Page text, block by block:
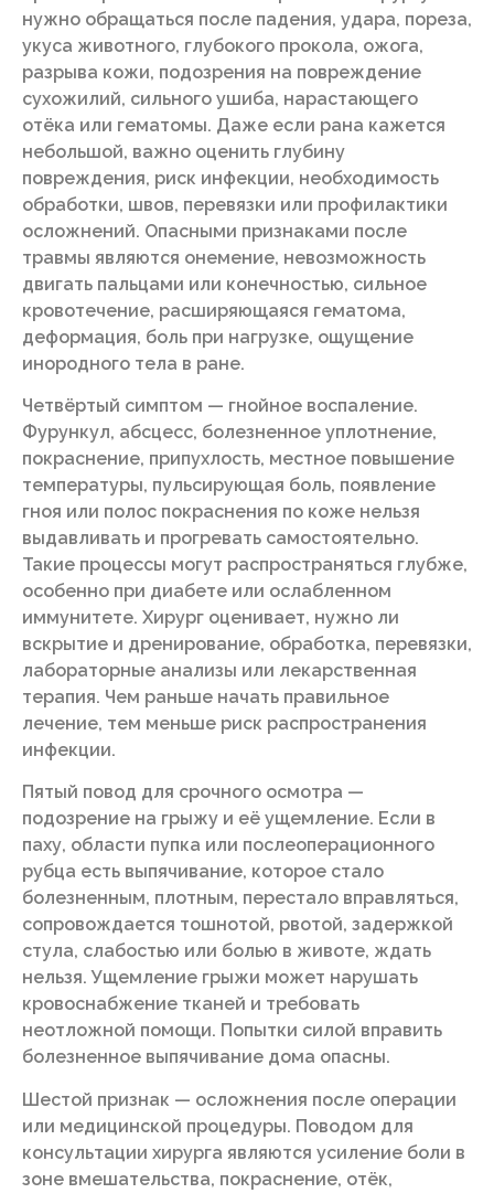
нужно обращаться после падения, удара, пореза,
укуса животного, глубокого прокола, ожога,
разрыва кожи, подозрения на повреждение
сухожилий, сильного ушиба, нарастающего
отёка или гематомы. Даже если рана кажется
небольшой, важно оценить глубину
повреждения, риск инфекции, необходимость
обработки, швов, перевязки или профилактики
осложнений. Опасными признаками после
травмы являются онемение, невозможность
двигать пальцами или конечностью, сильное
кровотечение, расширяющаяся гематома,
деформация, боль при нагрузке, ощущение
инородного тела в ране.
Четвёртый симптом — гнойное воспаление.
Фурункул, абсцесс, болезненное уплотнение,
покраснение, припухлость, местное повышение
температуры, пульсирующая боль, появление
гноя или полос покраснения по коже нельзя
выдавливать и прогревать самостоятельно.
Такие процессы могут распространяться глубже,
особенно при диабете или ослабленном
иммунитете. Хирург оценивает, нужно ли
вскрытие и дренирование, обработка, перевязки,
лабораторные анализы или лекарственная
терапия. Чем раньше начать правильное
лечение, тем меньше риск распространения
инфекции.
Пятый повод для срочного осмотра —
подозрение на грыжу и её ущемление. Если в
паху, области пупка или послеоперационного
рубца есть выпячивание, которое стало
болезненным, плотным, перестало вправляться,
сопровождается тошнотой, рвотой, задержкой
стула, слабостью или болью в животе, ждать
нельзя. Ущемление грыжи может нарушать
кровоснабжение тканей и требовать
неотложной помощи. Попытки силой вправить
болезненное выпячивание дома опасны.
Шестой признак — осложнения после операции
или медицинской процедуры. Поводом для
консультации хирурга являются усиление боли в
зоне вмешательства, покраснение, отёк,